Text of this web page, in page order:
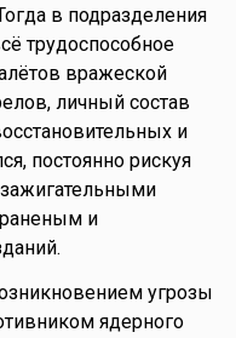
в подразделения
трудоспособное
вражеской
личный состав
и
постоянно рискуя
и
угрозы
ядерного